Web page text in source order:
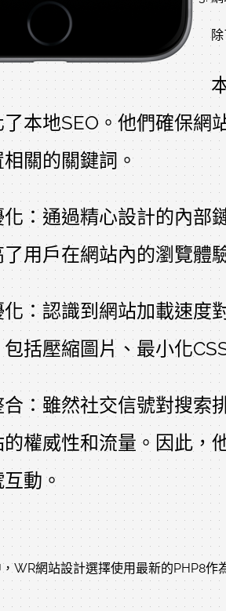
本地SEO。他們確保網
關的關鍵詞。
：通過精心設計的內部
用戶在網站內的瀏覽體
：認識到網站加載速度
括壓縮圖片、最小化
：雖然社交信號對搜索
權威性和流量。因此，
動。
WR網站設計選擇使用最新的PHP8